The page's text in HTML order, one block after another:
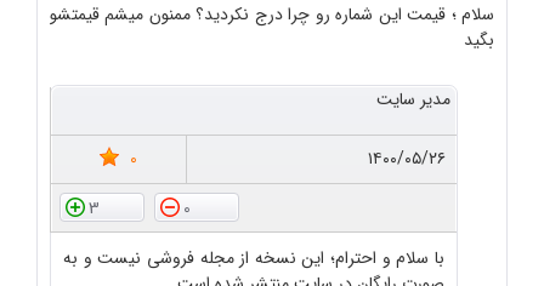
سلام ؛ قیمت این شماره رو چرا درج نکردید؟ ممنون میشم قیمتشو
بگید
مدیر سایت
۱۴۰۰/۰۵/۲۶
0
0
3
با سلام و احترام؛ این نسخه از مجله فروشی نیست و به